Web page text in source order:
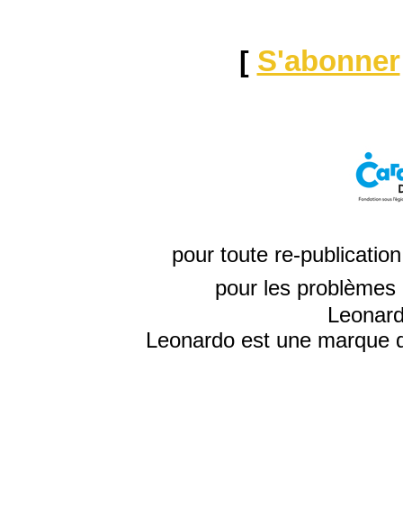
[ S'abonner
pour toute re-
pour les
Leonardo est une marque